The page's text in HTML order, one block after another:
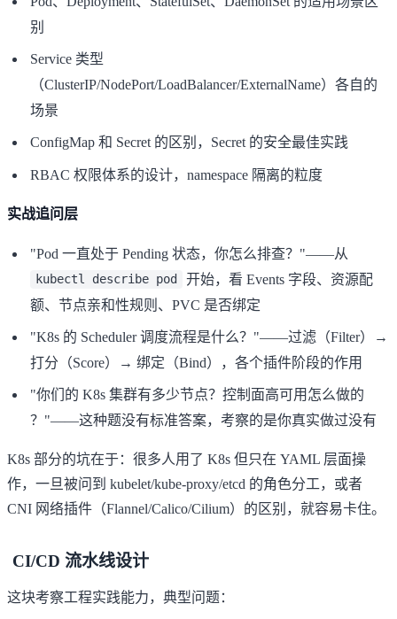
别
Service 类型
（ClusterIP/NodePort/LoadBalancer/ExternalName）各自的
场景
ConfigMap 和 Secret 的区别，Secret 的安全最佳实践
RBAC 权限体系的设计，namespace 隔离的粒度
实战追问层
"Pod 一直处于 Pending 状态，你怎么排查？"——从
kubectl describe pod
开始，看 Events 字段、资源配
额、节点亲和性规则、PVC 是否绑定
"K8s 的 Scheduler 调度流程是什么？"——过滤（Filter）→
打分（Score）→ 绑定（Bind）
，各个插件阶段的作用
"你们的 K8s 集群有多少节点？控制面高可用怎么做的
？"——这种题没有标准答案，考察的是你真实做过没有
K8s 部分的坑在于：很多人用了 K8s 但只在 YAML 层面操
作，一旦被问到 kubelet/kube-proxy/etcd 的角色分工，或者
CNI 网络插件（Flannel/Calico/Cilium）的区别，就容易卡住。
CI/CD 流水线设计
这块考察工程实践能力，典型问题：